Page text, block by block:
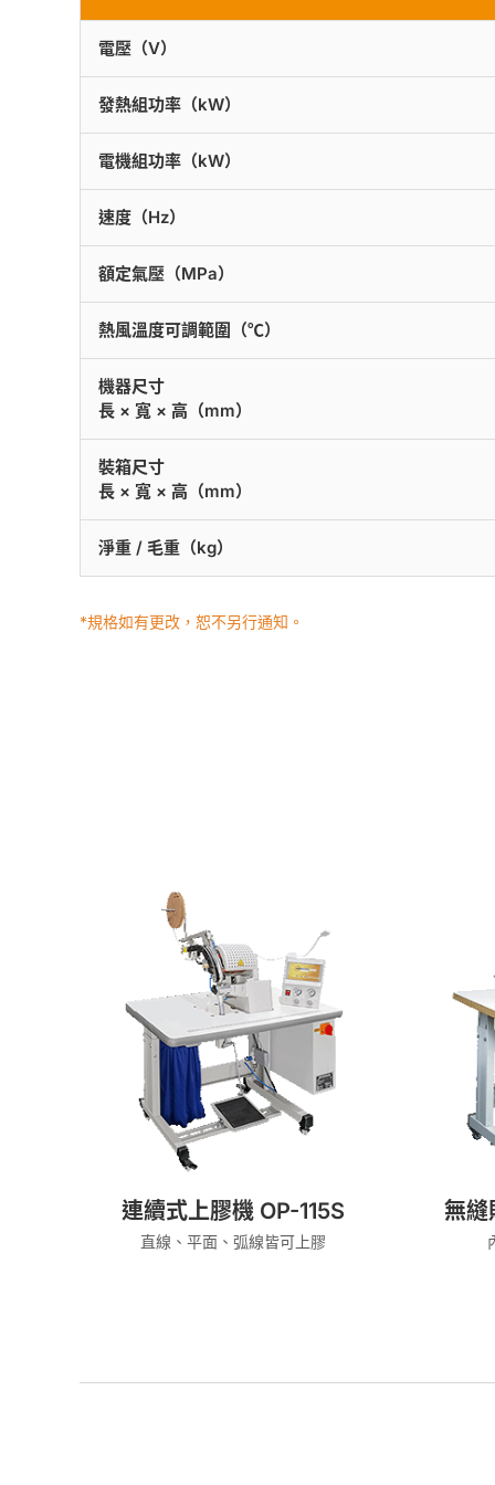
電壓（V）
發熱組功率（kW）
電機組功率（kW）
速度（Hz）
額定氣壓（MPa）
熱風溫度可調範圍（℃）
機器尺寸
長 × 寬 × 高（mm）
裝箱尺寸
長 × 寬 × 高（mm）
淨重 / 毛重（kg）
*規格如有更改，恕不另行通知。
連續式上膠機 OP-115S
直線、平面、弧線皆可上膠
無縫